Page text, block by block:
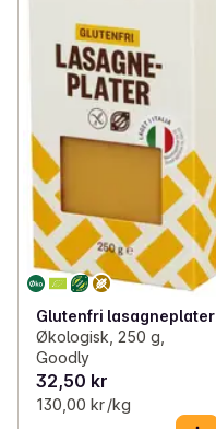
Glutenfri lasagneplater
Økologisk, 250 g,
Goodly
32,50 kr
130,00 kr /kg